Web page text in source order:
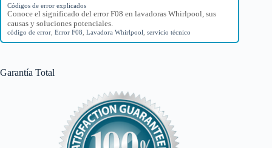
Códigos de error explicados
Conoce el significado del error F08 en lavadoras Whirlpool, sus
causas y soluciones potenciales.
código de error Error F08 Lavadora Whirlpool servicio técnico
Garantía Total